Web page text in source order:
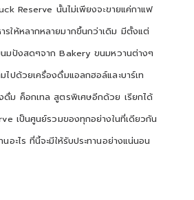
Reserve นั้นไม่เพียงจะขายแค่กาแฟ
รให้หลากหลายมากขึ้นกว่าเดิม มีตั้งแต่
มปังสดๆจาก Bakery ขนมหวานต่างๆ
ไปด้วยเครื่องดื่มแอลกฮอล์และบาร์เท
งดื่ม ค็อกเทล สูตรพิเศษอีกด้วย เรียกได้
เป็นศูนย์รวมของทุกอย่างในที่เดียวกัน
นอะไร ที่นี้จะมีให้รับประทานอย่างแน่นอน